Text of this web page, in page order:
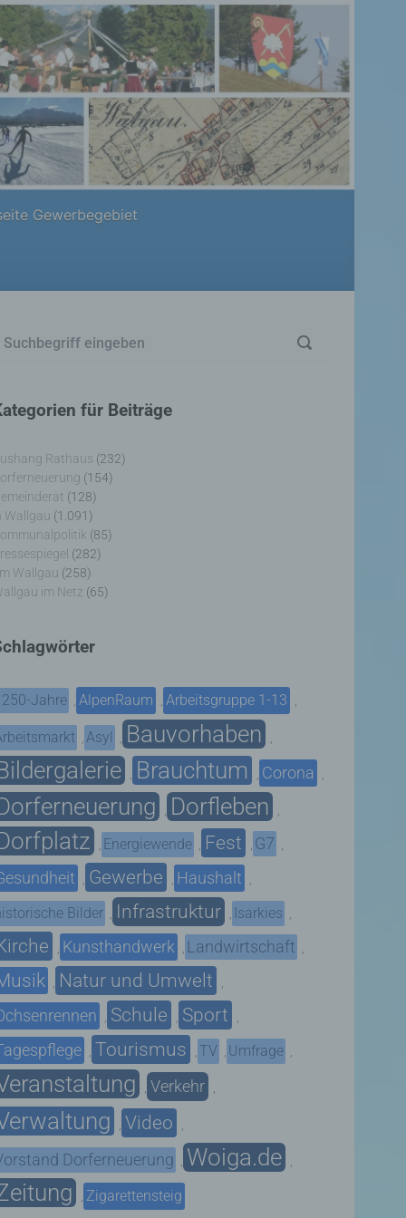
Gewerbegebiet
für Beiträge
Rathaus (232)
(154)
(128)
Wallgau (1.091)
(85)
(282)
Wallgau (258)
im Netz (65)
Jahre , AlpenRaum , Arbeitsgruppe 1-13 ,
, Asyl , Bauvorhaben ,
, Brauchtum , Corona ,
, Dorfleben ,
, Energiewende , Fest , G7 ,
, Gewerbe , Haushalt ,
Bilder , Infrastruktur , Isarkies ,
, Kunsthandwerk , Landwirtschaft ,
, Natur und Umwelt ,
, Schule , Sport ,
, Tourismus ,TV , Umfrage ,
, Verkehr ,
, Video ,
Dorferneuerung , Woiga.de ,
, Zigarettensteig